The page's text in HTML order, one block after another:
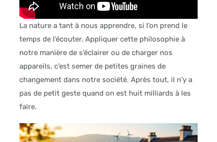
La nature a tant à nous apprendre, si l’on prend le
temps de l’écouter. Appliquer cette philosophie à
notre manière de s’éclairer ou de charger nos
appareils, c’est semer de petites graines de
changement dans notre société. Après tout, il n’y a
pas de petit geste quand on est huit milliards à les
faire.